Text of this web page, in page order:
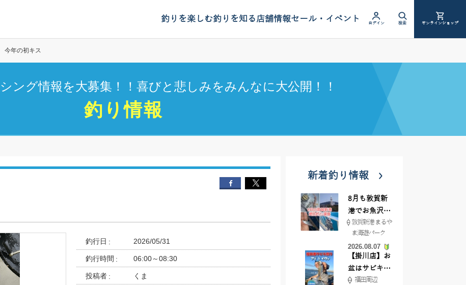
釣りを楽しむ釣りを知る店舗情報セール・イベント ログイン 検索 オンラインショップ
今年の初キス
ング情報を大募集！！喜びと悲しみをみんなに大公開！！
釣り情報
釣行日 2026/05/31
釣行時間 06:00～08:30
投稿者 くま
新着釣り情報
8月も敦賀新
港でお魚沢山
♪ イシグロ彦
根店
敦賀新港 まるや
ま海遊パーク
2026.08.07
【掛川店】お
盆はサビキ釣
りいきません
福田周辺